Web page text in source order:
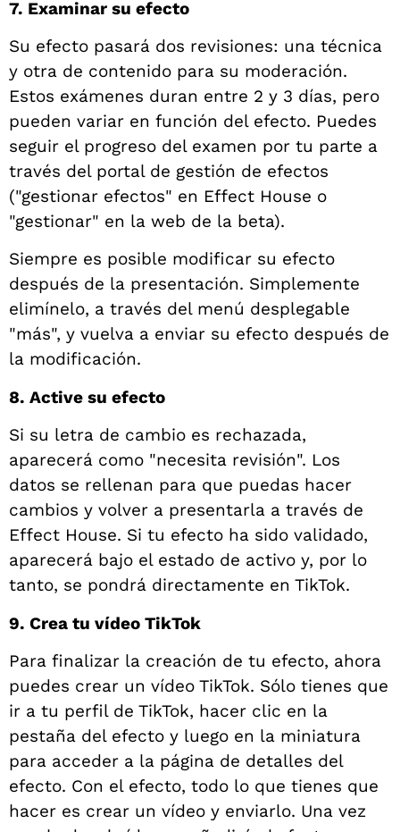
7. Examinar su efecto
Su efecto pasará dos revisiones: una técnica
y otra de contenido para su moderación.
Estos exámenes duran entre 2 y 3 días, pero
pueden variar en función del efecto. Puedes
seguir el progreso del examen por tu parte a
través del portal de gestión de efectos
("gestionar efectos" en Effect House o
"gestionar" en la web de la beta).
Siempre es posible modificar su efecto
después de la presentación. Simplemente
elimínelo, a través del menú desplegable
"más", y vuelva a enviar su efecto después de
la modificación.
8. Active su efecto
Si su letra de cambio es rechazada,
aparecerá como "necesita revisión". Los
datos se rellenan para que puedas hacer
cambios y volver a presentarla a través de
Effect House. Si tu efecto ha sido validado,
aparecerá bajo el estado de activo y, por lo
tanto, se pondrá directamente en TikTok.
9. Crea tu vídeo TikTok
Para finalizar la creación de tu efecto, ahora
puedes crear un vídeo TikTok. Sólo tienes que
ir a tu perfil de TikTok, hacer clic en la
pestaña del efecto y luego en la miniatura
para acceder a la página de detalles del
efecto. Con el efecto, todo lo que tienes que
hacer es crear un vídeo y enviarlo. Una vez